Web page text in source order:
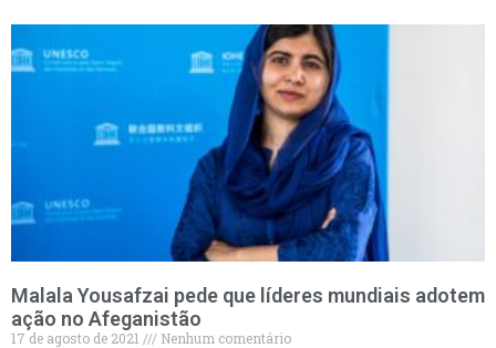
Malala Yousafzai pede que líderes mundiais adotem
ação no Afeganistão
17 de agosto de 2021
Nenhum comentário